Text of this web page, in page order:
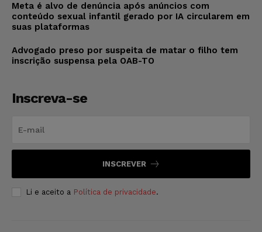
Meta é alvo de denúncia após anúncios com
conteúdo sexual infantil gerado por IA circularem em
suas plataformas
Advogado preso por suspeita de matar o filho tem
inscrição suspensa pela OAB-TO
Inscreva-se
INSCREVER
Li e aceito a Política de privacidade.